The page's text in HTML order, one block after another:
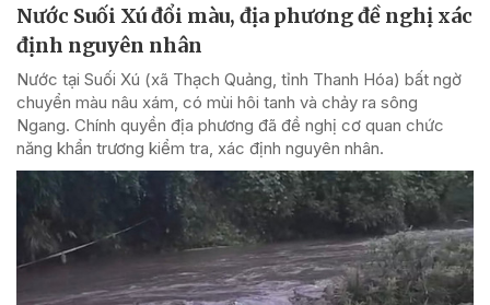
Nước Suối Xú đổi màu, địa phương đề nghị xác
định nguyên nhân
Nước tại Suối Xú (xã Thạch Quảng, tỉnh Thanh Hóa) bất ngờ
chuyển màu nâu xám, có mùi hôi tanh và chảy ra sông
Ngang. Chính quyền địa phương đã đề nghị cơ quan chức
năng khẩn trương kiểm tra, xác định nguyên nhân.